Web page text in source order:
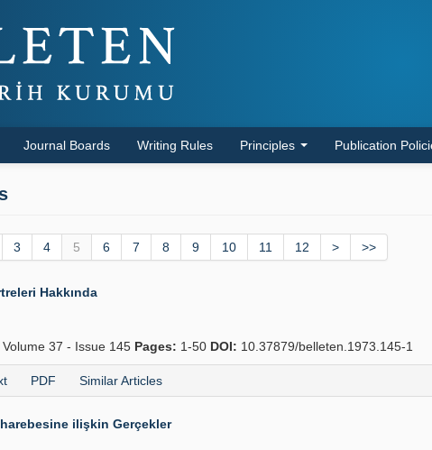
Journal Boards Writing Rules Principles Publication
3 4 5 6 7 8 9 10 11 12 > >>
Hakkında
37 - Issue 145 Pages: 1-50 DOI: 10.37879/belleten.1973.145-1
PDF Similar Articles
ilişkin Gerçekler